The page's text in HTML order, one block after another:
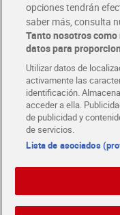
Tarjeta MaX Dia
Te devuelve hasta 8€/
¡Solicita tu tarjeta de
COLABORA CON DIA
opciones tendrán
saber más, consulta
Tanto nosotros
datos para
Utilizar datos de
activamente las
identificación.
acceder a ella.
de publicidad y
de servicios.
Lista de asociados